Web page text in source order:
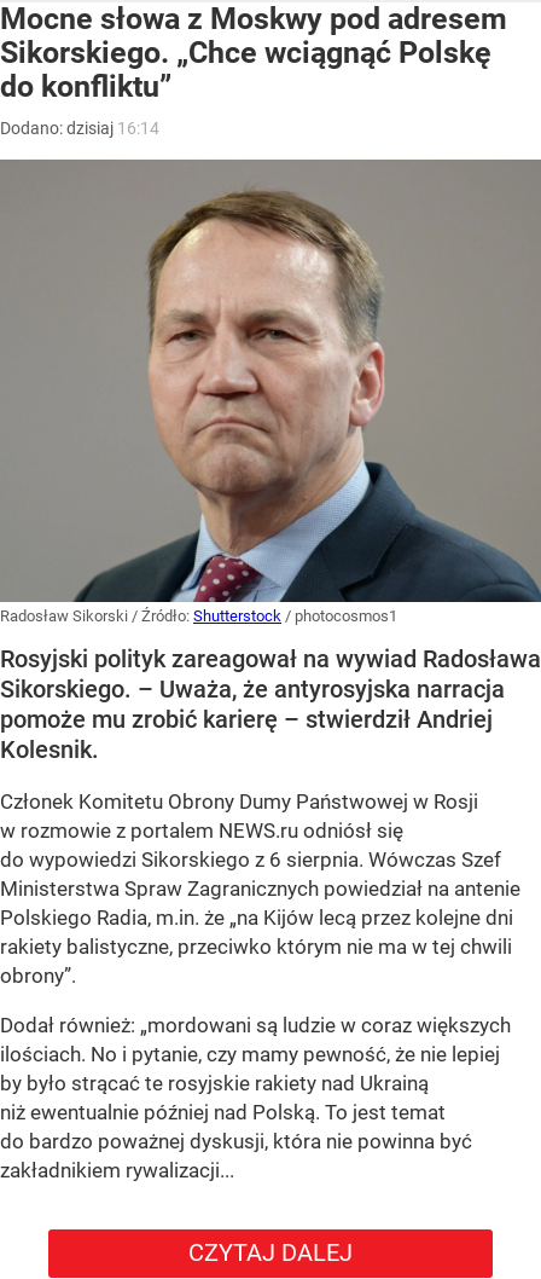
Mocne słowa z Moskwy pod adresem
Sikorskiego. „Chce wciągnąć Polskę
do konfliktu”
Dodano:dzisiaj 16:14
Radosław Sikorski / Źródło: Shutterstock / photocosmos1
Rosyjski polityk zareagował na wywiad Radosława
Sikorskiego. – Uważa, że antyrosyjska narracja
pomoże mu zrobić karierę – stwierdził Andriej
Kolesnik.
Członek Komitetu Obrony Dumy Państwowej w Rosji
w rozmowie z portalem NEWS.ru odniósł się
do wypowiedzi Sikorskiego z 6 sierpnia. Wówczas Szef
Ministerstwa Spraw Zagranicznych powiedział na antenie
Polskiego Radia, m.in. że „na Kijów lecą przez kolejne dni
rakiety balistyczne, przeciwko którym nie ma w tej chwili
obrony”.
Dodał również: „mordowani są ludzie w coraz większych
ilościach. No i pytanie, czy mamy pewność, że nie lepiej
by było strącać te rosyjskie rakiety nad Ukrainą
niż ewentualnie później nad Polską. To jest temat
do bardzo poważnej dyskusji, która nie powinna być
zakładnikiem rywalizacji...
CZYTAJ DALEJ